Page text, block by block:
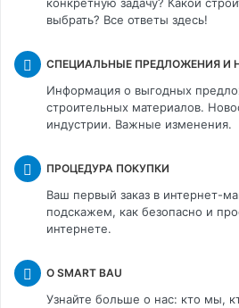
выбрать? Все ответы здесь!
СПЕЦИАЛЬНЫЕ ПРЕДЛОЖЕНИЯ И
Информация о выгодных
строительных материалов.
индустрии. Важные изменения.
ПРОЦЕДУРА ПОКУПКИ
Ваш первый заказ в интернет-
подскажем, как безопасно и
интернете.
О SMART BAU
Узнайте больше о нас: кто мы,